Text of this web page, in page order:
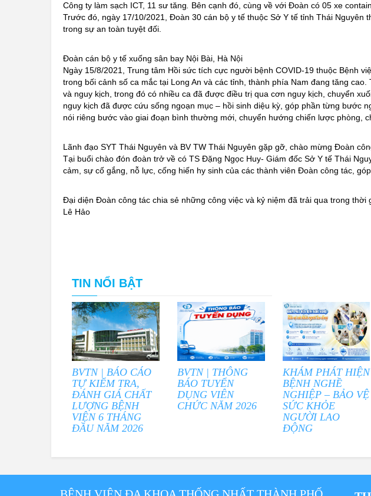
Công ty làm sạch ICT, 11 sư tăng. Bên cạnh đó, cùng về với Đoàn có 05 xe
Trước đó, ngày 17/10/2021, Đoàn 30 cán bộ y tế thuộc Sở Y tế tỉnh Thái
trong sự an toàn tuyệt đối.
Đoàn cán bộ y tế xuống sân bay Nội Bài, Hà Nội
Ngày 15/8/2021, Trung tâm Hồi sức tích cực người bệnh COVID-19 thuộc Bệnh
trong bối cảnh số ca mắc tại Long An và các tỉnh, thành phía Nam đang tăng
và nguy kịch, trong đó có nhiều ca đã được điều trị qua cơn nguy kịch, chuyển
nguy kịch đã được cứu sống ngoạn mục – hồi sinh diệu kỳ, góp phần từng bước
nói riêng bước vào giai đoạn bình thường mới, chuyển hướng chiến lược phòng,
Lãnh đạo SYT Thái Nguyên và BV TW Thái Nguyên gặp gỡ, chào mừng Đoàn
Tại buổi chào đón đoàn trở về có TS Đặng Ngọc Huy- Giám đốc Sở Y tế Thái
cảm, sự cố gắng, nỗ lực, cống hiến hy sinh của các thành viên Đoàn công tác,
Đại diện Đoàn công tác chia sẻ những công việc và kỷ niệm đã trải qua trong thời
Lê Hảo
TIN NỔI BẬT
BVTN | BÁO CÁO
TỰ KIỂM TRA,
ĐÁNH GIÁ CHẤT
LƯỢNG BỆNH
VIỆN 6 THÁNG
ĐẦU NĂM 2026
BVTN | THÔNG
BÁO TUYỂN
DỤNG VIÊN
CHỨC NĂM 2026
KHÁM PHÁT HIỆN
BỆNH NGHỀ
NGHIỆP – BẢO VỆ
SỨC KHỎE
NGƯỜI LAO
ĐỘNG